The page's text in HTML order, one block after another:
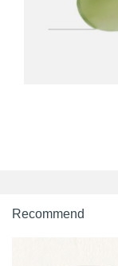
Recommend